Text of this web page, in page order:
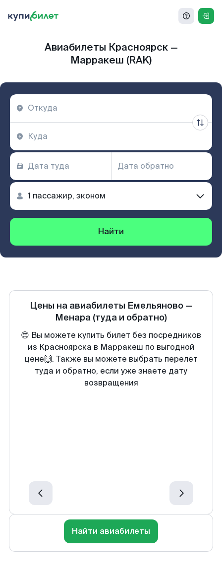
Авиабилеты Красноярск —
Марракеш (RAK)
Найти
Цены на авиабилеты Емельяново —
Менара (туда и обратно)
😍 Вы можете купить билет без посредников
из Красноярска в Марракеш по выгодной
цене🙌. Также вы можете выбрать перелет
туда и обратно, если уже знаете дату
возвращения
Найти авиабилеты